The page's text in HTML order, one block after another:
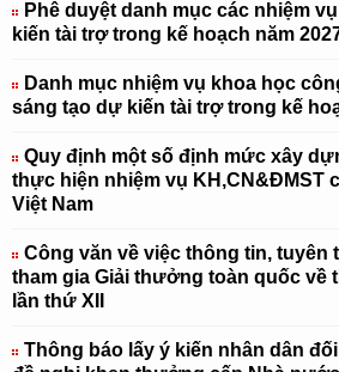
Phê duyệt danh mục các nhiệm
kiến tài trợ trong kế hoạch năm
Danh mục nhiệm vụ khoa học
sáng tạo dự kiến tài trợ trong kế
Quy định một số định mức xây
thực hiện nhiệm vụ KH,CN&ĐMST
Việt Nam
Công văn về việc thông tin,
tham gia Giải thưởng toàn quốc về
lần thứ XII
Thông báo lấy ý kiến nhân dân